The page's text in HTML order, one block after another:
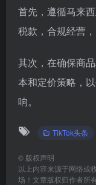
首先，遵循马来
税款，合规经营
其次，在确保商
本和定价策略，
响。
TikTok头条
© 版权声明
以上内容来源于网络或
场！文章版权归作者所